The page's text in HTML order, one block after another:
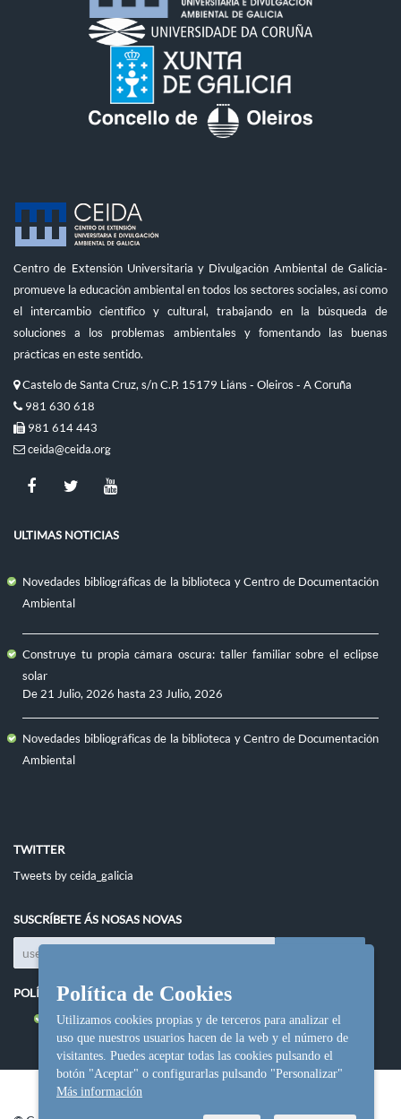
Centro de Extensión Universitaria y Divulgación Ambiental de Galicia-
promueve la educación ambiental en todos los sectores sociales, así como
el intercambio científico y cultural, trabajando en la búsqueda de
soluciones a los problemas ambientales y fomentando las buenas
prácticas en este sentido.
Castelo de Santa Cruz, s/n C.P. 15179 Liáns - Oleiros - A Coruña
981 630 618
981 614 443
ceida@ceida.org
ULTIMAS NOTICIAS
Novedades bibliográficas de la biblioteca y Centro de Documentación
Ambiental
Construye tu propia cámara oscura: taller familiar sobre el eclipse
solar
De 21 Julio, 2026 hasta 23 Julio, 2026
Novedades bibliográficas de la biblioteca y Centro de Documentación
Ambiental
TWITTER
Tweets by ceida_galicia
SUSCRÍBETE ÁS NOSAS NOVAS
POLÍTICAS DO SITIO
Política de cookies
Política de Cookies
Utilizamos cookies propias y de terceros para analizar el
uso que nuestros usuarios hacen de la web y el número de
visitantes. Puedes aceptar todas las cookies pulsando el
botón "Aceptar" o configurarlas pulsando "Personalizar"
Más información